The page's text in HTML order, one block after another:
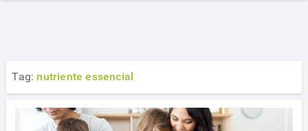
Tag: nutriente essencial